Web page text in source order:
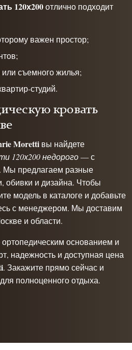
120х200отлично подходит
важен простор;
съемного жилья;
студий.
кровать
Moretti вы найдете
120х200 недорого— с
Мы предлагаем разные
обивки и дизайна. Чтобы
модель в каталоге и добавьте
с менеджером. Мы доставим
и области.
ортопедическим основанием и
надежность и доступная цена
. Закажите прямо сейчас и
полноценного отдыха.